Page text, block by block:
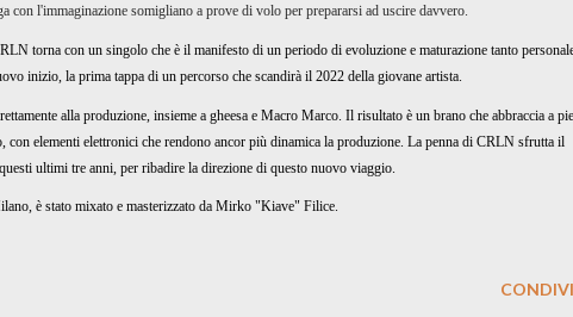
con l'immaginazione somigliano a prove di volo per prepararsi ad uscire davvero.
torna con un singolo che è il manifesto di un periodo di evoluzione e maturazione tanto
inizio, la prima tappa di un percorso che scandirà il 2022 della giovane artista.
alla produzione, insieme a gheesa e Macro Marco. Il risultato è un brano che abbraccia a
con elementi elettronici che rendono ancor più dinamica la produzione. La penna di CRLN sfrutta il
ultimi tre anni, per ribadire la direzione di questo nuovo viaggio.
è stato mixato e masterizzato da Mirko "Kiave" Filice.